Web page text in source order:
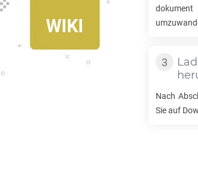
Nach
Sie auf